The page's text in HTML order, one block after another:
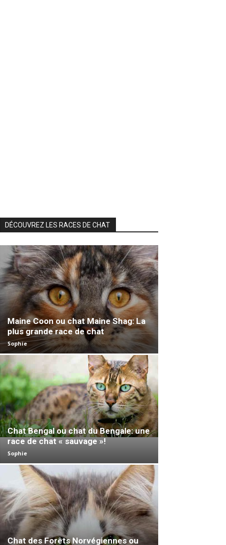
DÉCOUVREZ LES RACES DE CHAT
Maine Coon ou chat Maine Shag: La
plus grande race de chat
Sophie
Chat Bengal ou chat du Bengale: une
race de chat « sauvage »!
Sophie
Chat des Forêts Norvégiennes ou